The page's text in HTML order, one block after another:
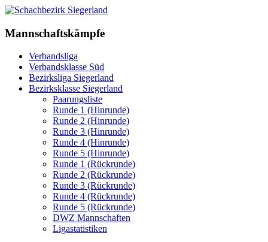
Mannschaftskämpfe
Verbandsliga
Verbandsklasse Süd
Bezirksliga Siegerland
Bezirksklasse Siegerland
Paarungsliste
Runde 1 (Hinrunde)
Runde 2 (Hinrunde)
Runde 3 (Hinrunde)
Runde 4 (Hinrunde)
Runde 5 (Hinrunde)
Runde 1 (Rückrunde)
Runde 2 (Rückrunde)
Runde 3 (Rückrunde)
Runde 4 (Rückrunde)
Runde 5 (Rückrunde)
DWZ Mannschaften
Ligastatistiken